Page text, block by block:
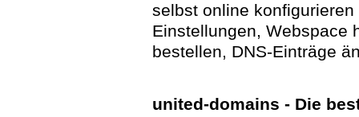
selbst online
Einstellungen, Webspace
bestellen, DNS-Einträge
united-domains - Die